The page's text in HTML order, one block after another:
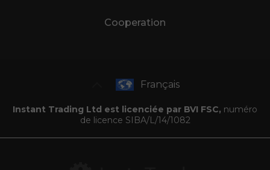
Cooperation
Français
Instant Trading Ltd est licenciée par BVI FSC, numéro
de licence SIBA/L/14/1082